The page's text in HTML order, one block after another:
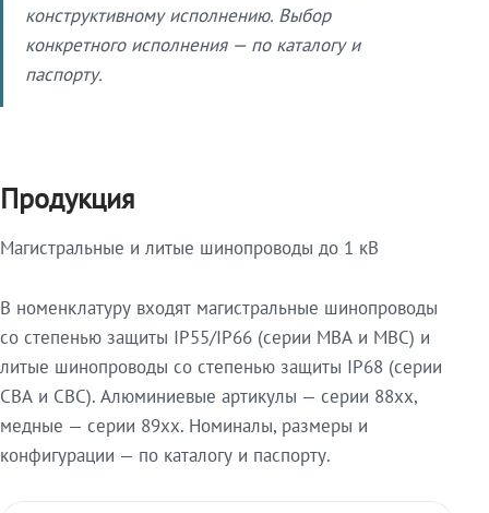
конструктивному исполнению. Выбор
конкретного исполнения — по каталогу и
паспорту.
Продукция
Магистральные и литые шинопроводы до 1 кВ
В номенклатуру входят магистральные шинопроводы
со степенью защиты IP55/IP66 (серии МВА и МВС) и
литые шинопроводы со степенью защиты IP68 (серии
СВА и СВС). Алюминиевые артикулы — серии 88xx,
медные — серии 89xx. Номиналы, размеры и
конфигурации — по каталогу и паспорту.